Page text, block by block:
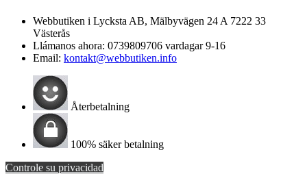
Webbutiken i Lycksta AB, Mälbyvägen 24 A 7222 33
Västerås
Llámanos ahora: 0739809706 vardagar 9-16
Email: kontakt@webbutiken.info
Återbetalning
100% säker betalning
Controle su privacidad